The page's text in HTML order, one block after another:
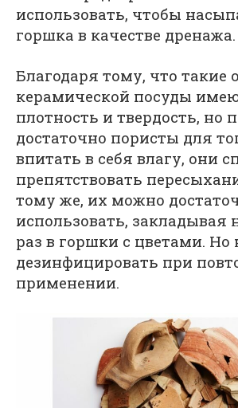
использовать, чтобы
горшка в качестве дренажа.
Благодаря тому, что такие
керамической посуды
плотность и твердость, но
достаточно пористы для
впитать в себя влагу, они
препятствовать
тому же, их можно
использовать, закладывая
раз в горшки с цветами. Но
дезинфицировать при
применении.